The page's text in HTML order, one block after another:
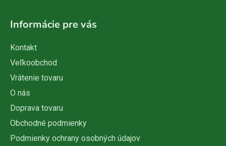
Informácie pre vás
Kontakt
Veľkoobchod
Vrátenie tovaru
O nás
Doprava tovaru
Obchodné podmienky
Podmienky ochrany osobných údajov